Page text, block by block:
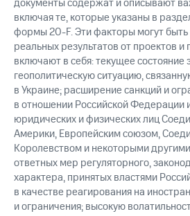
документы содержат и описывают
включая те, которые указаны в
формы 20-F. Эти факторы могут быть
реальных результатов от проектов и
включают в себя: текущее состояние
геополитическую ситуацию,
в Украине; расширение санкций и
в отношении Российской Федерации
юридических и физических лиц
Америки, Европейским союзом,
Королевством и некоторыми
ответных мер регуляторного,
характера, принятых властями
в качестве реагирования на
и ограничения; высокую